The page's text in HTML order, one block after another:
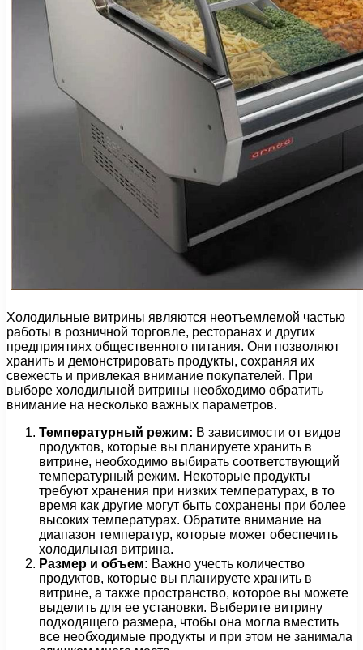
Холодильные витрины являются неотъемлемой частью
работы в розничной торговле, ресторанах и других
предприятиях общественного питания. Они позволяют
хранить и демонстрировать продукты, сохраняя их
свежесть и привлекая внимание покупателей. При
выборе холодильной витрины необходимо обратить
внимание на несколько важных параметров.
Температурный режим: В зависимости от видов
продуктов, которые вы планируете хранить в
витрине, необходимо выбирать соответствующий
температурный режим. Некоторые продукты
требуют хранения при низких температурах, в то
время как другие могут быть сохранены при более
высоких температурах. Обратите внимание на
диапазон температур, которые может обеспечить
холодильная витрина.
Размер и объем: Важно учесть количество
продуктов, которые вы планируете хранить в
витрине, а также пространство, которое вы можете
выделить для ее установки. Выберите витрину
подходящего размера, чтобы она могла вместить
все необходимые продукты и при этом не занимала